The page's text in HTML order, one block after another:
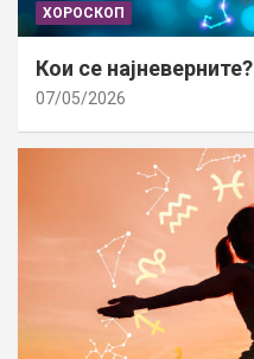
ХОРОСКОП
Кои се најневерните?
07/05/2026